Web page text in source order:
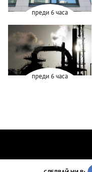
преди 6 часа
преди 6 часа